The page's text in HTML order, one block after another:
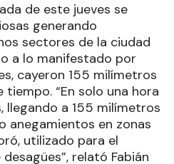
de este jueves se
generando
sectores de la ciudad
a lo manifestado por
cayeron 155 milímetros
“En solo una hora
llegando a 155 milímetros
anegamientos en zonas
utilizado para el
relató Fabián